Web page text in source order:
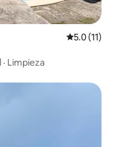
Calificación
5.0 (11)
· Limpieza